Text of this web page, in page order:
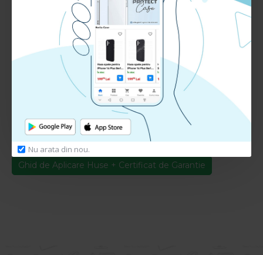
Nu arata din nou.
RECENZII CLIENTI:
Nu sunt recenzii la acest produs.
Adauga Recenzie
autentifica-tesauinregistreaza un cont nou
pentru a putea lasa o recenzie
Ghid de Aplicare + Certificat Garantie
Descarca
Ghid de Aplicare Huse + Certificat de Garantie